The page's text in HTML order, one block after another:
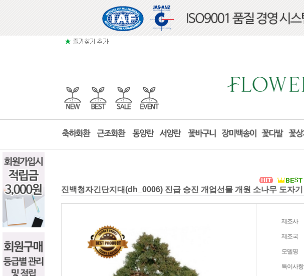
진백청자긴단지대(dh_0006) 진급 승진 개업선물 개원 소나무 도자기
제조사
제조국
모델명
특이사항